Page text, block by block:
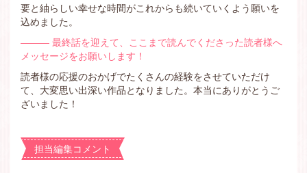
要と紬らしい幸せな時間がこれからも続いていくよう願いを
込めました。
――― 最終話を迎えて、ここまで読んでくださった読者様へ
メッセージをお願いします！
読者様の応援のおかげでたくさんの経験をさせていただけ
て、大変思い出深い作品となりました。本当にありがとうご
ざいました！
担当編集コメント